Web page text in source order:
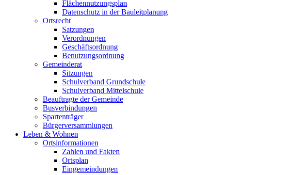
Flächennutzungsplan
Datenschutz in der Bauleitplanung
Ortsrecht
Satzungen
Verordnungen
Geschäftsordnung
Benutzungsordnung
Gemeinderat
Sitzungen
Schulverband Grundschule
Schulverband Mittelschule
Beauftragte der Gemeinde
Busverbindungen
Spartenträger
Bürgerversammlungen
Leben & Wohnen
Ortsinformationen
Zahlen und Fakten
Ortsplan
Eingemeindungen